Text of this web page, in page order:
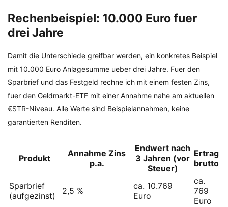
Rechenbeispiel: 10.000 Euro fuer
drei Jahre
Damit die Unterschiede greifbar werden, ein konkretes Beispiel
mit 10.000 Euro Anlagesumme ueber drei Jahre. Fuer den
Sparbrief und das Festgeld rechne ich mit einem festen Zins,
fuer den Geldmarkt-ETF mit einer Annahme nahe am aktuellen
€STR-Niveau. Alle Werte sind Beispielannahmen, keine
garantierten Renditen.
Produkt
Annahme Zins
p.a.
Endwert nach
3 Jahren (vor
Steuer)
Ertrag
brutto
Sparbrief
(aufgezinst)
2,5 %
ca. 10.769
Euro
ca.
769
Euro